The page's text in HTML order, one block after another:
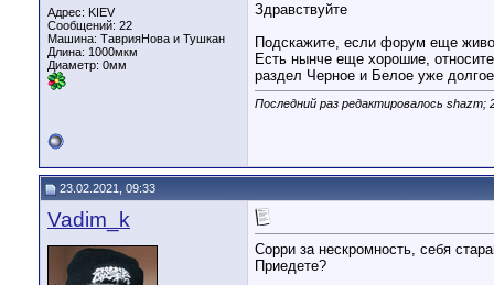
Адрес: KIEV
Сообщений: 22
Машина: ТаврияНова и Тушкан
Длина: 1000мкм
Диаметр: 0мм
Здравствуйте
Подскажите, если форум еще
Есть нынче еще хорошие,
раздел Черное и Белое уже
Последний раз редактировалось shazm;
23.02.2021, 09:33
Vadim_k
Сорри за нескромность, себя
Приедете?